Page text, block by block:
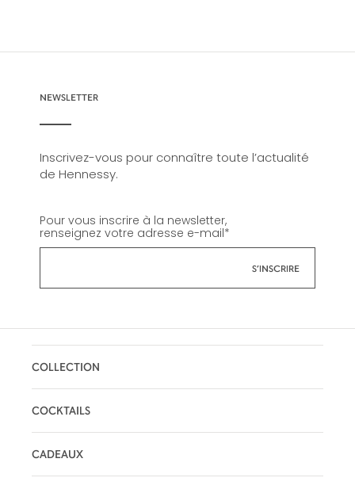
NEWSLETTER
Inscrivez-vous pour connaître toute l’actualité
de Hennessy.
Pour vous inscrire à la newsletter,
renseignez votre adresse e-mail*
COLLECTION
COCKTAILS
CADEAUX